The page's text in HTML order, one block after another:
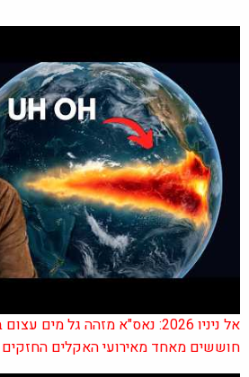
אל ניניו 2026: נאס"א מזהה גל מים
חוששים מאחד מאירועי האקלים